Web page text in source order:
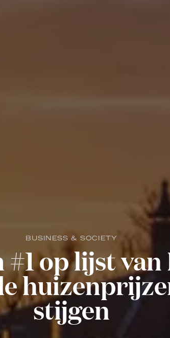
BUSINESS & SOCIETY
op lijst van
stijgen